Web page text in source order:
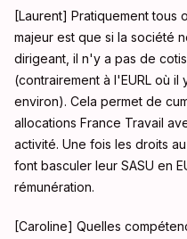
[Laurent] Pratiquement tous
majeur est que si la société
dirigeant, il n'y a pas de
(contrairement à l'EURL où il
environ). Cela permet de
allocations France Travail
activité. Une fois les droits
font basculer leur SASU en
rémunération.
[Caroline] Quelles